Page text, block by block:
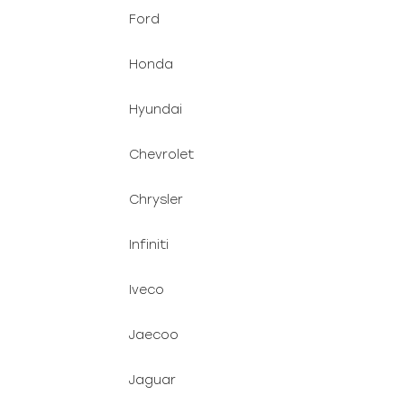
Ford
Honda
Hyundai
Chevrolet
Chrysler
Infiniti
Iveco
Jaecoo
Jaguar